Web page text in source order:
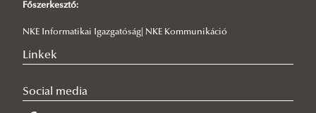
Főszerkesztő:
NKE Informatikai Igazgatóság| NKE Kommunikáció
Linkek
Social media